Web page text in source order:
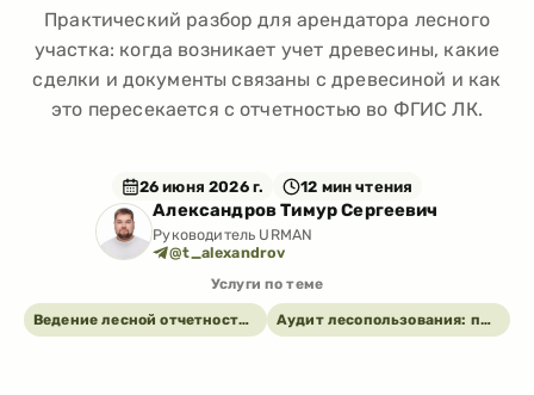
Практический разбор для арендатора лесного
участка: когда возникает учет древесины, какие
сделки и документы связаны с древесиной и как
это пересекается с отчетностью во ФГИС ЛК.
26 июня 2026 г. 12 мин чтения
Александров Тимур Сергеевич
Руководитель URMAN
@t_alexandrov
Услуги по теме
Ведение лесной отчетности под ключ Аудит лесопользования: проверка участка, договора, ПОЛ и отчетности